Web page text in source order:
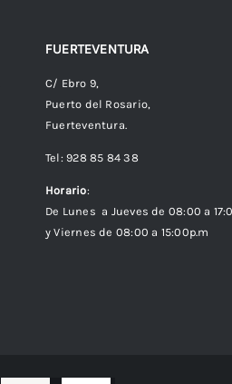
FUERTEVENTURA
C/ Ebro 9,
Puerto del Rosario,
Fuerteventura.
Tel: 928 85 84 38
Horario:
De Lunes a Jueves de 08:00 a
y Viernes de 08:00 a 15:00p.m